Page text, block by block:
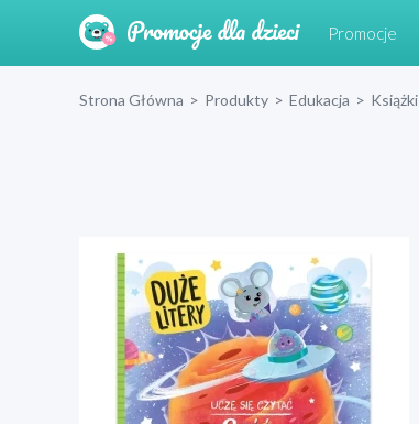
Promocje
Strona Główna > Produkty > Edukacja > Książki